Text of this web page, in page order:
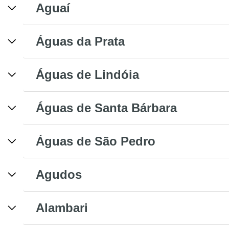
Aguaí
Águas da Prata
Águas de Lindóia
Águas de Santa Bárbara
Águas de São Pedro
Agudos
Alambari